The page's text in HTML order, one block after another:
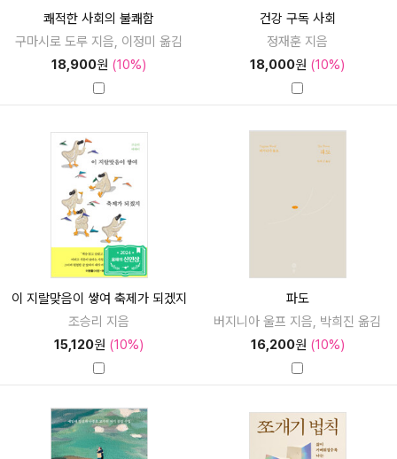
쾌적한 사회의 불쾌함
구마시로 도루 지음, 이정미 옮김
18,900원 (10%)
건강 구독 사회
정재훈 지음
18,000원 (10%)
이 지랄맞음이 쌓여 축제가 되겠지
조승리 지음
15,120원 (10%)
파도
버지니아 울프 지음, 박희진 옮김
16,200원 (10%)